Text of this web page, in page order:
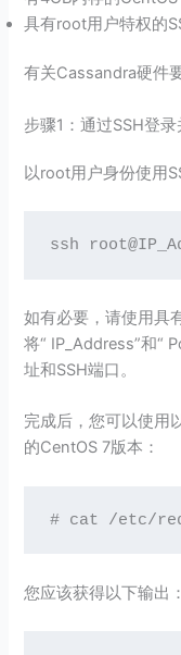
具有root用户特权的
有关Cassandra硬件
步骤1：通过SSH登录
以root用户身份使用
ssh
如有必要，请使用具
将“ IP_Address”和“
址和SSH端口。
完成后，您可以使用
的CentOS 7版本：
# cat /etc/
您应该获得以下输出：